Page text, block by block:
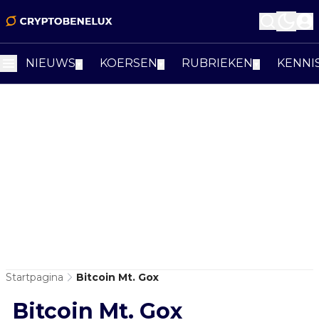
NIEUWS KOERSEN RUBRIEKEN
Startpagina Bitcoin Mt. Gox
Bitcoin Mt. Gox